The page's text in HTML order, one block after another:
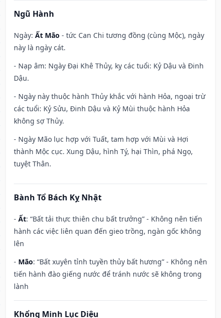
Ngũ Hành
Ngày: Ất Mão - tức Can Chi tương đồng (cùng Mộc), ngày
này là ngày cát.
- Nạp âm: Ngày Đại Khê Thủy, kỵ các tuổi: Kỷ Dậu và Đinh
Dậu.
- Ngày này thuộc hành Thủy khắc với hành Hỏa, ngoại trừ
các tuổi: Kỷ Sửu, Đinh Dậu và Kỷ Mùi thuộc hành Hỏa
không sợ Thủy.
- Ngày Mão lục hợp với Tuất, tam hợp với Mùi và Hợi
thành Mộc cục. Xung Dậu, hình Tý, hại Thìn, phá Ngọ,
tuyệt Thân.
Bành Tổ Bách Kỵ Nhật
- Ất: “Bất tải thực thiên chu bất trưởng” - Không nên tiến
hành các việc liên quan đến gieo trồng, ngàn gốc không
lên
- Mão: “Bất xuyên tỉnh tuyền thủy bất hương” - Không nên
tiến hành đào giếng nước để tránh nước sẽ không trong
lành
Khổng Minh Lục Diệu